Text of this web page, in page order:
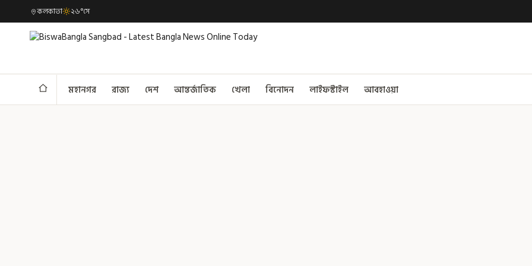
কলকাতা ২৬°সে
মহানগর রাজ্য দেশ আন্তর্জাতিক খেলা বিনোদন লাইফস্টাইল আবহাওয়া